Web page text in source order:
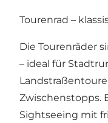
Tourenrad –
Die Tourenräder
– ideal für
Zwischenstopps.
Sightseeing mit